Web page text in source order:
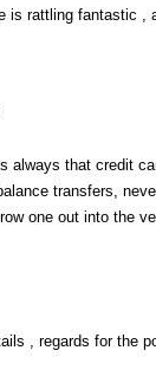
rattling fantastic ,
always that credit
transfers,
one out into the
, regards for the